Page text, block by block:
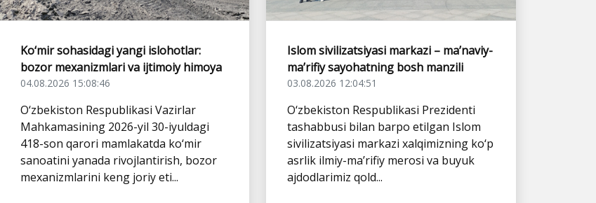
Ko‘mir sohasidagi yangi islohotlar:
bozor mexanizmlari va ijtimoiy himoya
04.08.2026 15:08:46
O‘zbekiston Respublikasi Vazirlar
Mahkamasining 2026-yil 30-iyuldagi
418-son qarori mamlakatda ko‘mir
sanoatini yanada rivojlantirish, bozor
mexanizmlarini keng joriy eti...
Islom sivilizatsiyasi markazi – ma’naviy-
ma’rifiy sayohatning bosh manzili
03.08.2026 12:04:51
O‘zbekiston Respublikasi Prezidenti
tashabbusi bilan barpo etilgan Islom
sivilizatsiyasi markazi xalqimizning ko‘p
asrlik ilmiy-ma’rifiy merosi va buyuk
ajdodlarimiz qold...